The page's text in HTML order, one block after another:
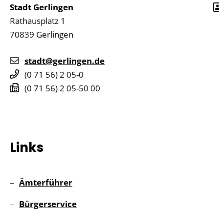
Stadt Gerlingen
Rathausplatz 1
70839 Gerlingen
stadt@gerlingen.de
(0 71 56) 2 05-0
(0 71 56) 2 05-50 00
Links
Ämterführer
Bürgerservice